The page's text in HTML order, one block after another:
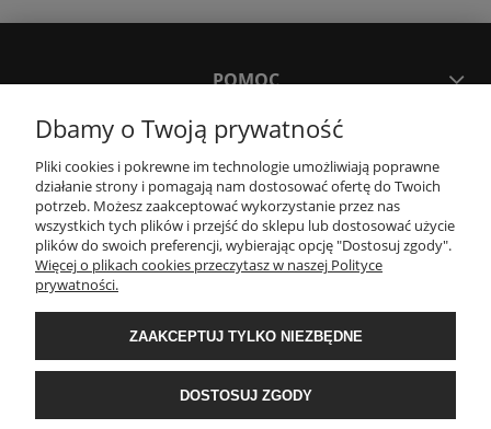
POMOC
MOJE KONTO
PŁATNOŚCI I DOSTAWA
KONTAKT
Wyposażenie łazienek Łazienki.eco | Pawła 23, 41-708 Ruda Śląska | E-mail:
sklep@lazienki.eco | Tel.: 600 012 164 lub 600 012 159 | TGS Przemysław
Stoń | NIP: 6312213594 | REGON: 276403698
Dbamy o Twoją prywatność
Pliki cookies i pokrewne im technologie umożliwiają poprawne
działanie strony i pomagają nam dostosować ofertę do Twoich
potrzeb. Możesz zaakceptować wykorzystanie przez nas
wszystkich tych plików i przejść do sklepu lub dostosować użycie
plików do swoich preferencji, wybierając opcję "Dostosuj zgody".
Więcej o plikach cookies przeczytasz w naszej Polityce
prywatności.
ZAAKCEPTUJ TYLKO NIEZBĘDNE
DOSTOSUJ ZGODY